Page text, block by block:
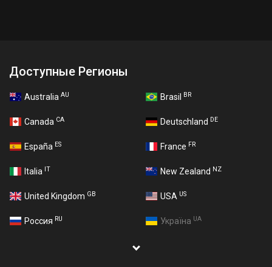
Доступные Регионы
Australia AU Brasil BR
Canada CA Deutschland DE
España ES France FR
Italia IT New Zealand NZ
United Kingdom GB USA US
Россия RU Україна UA